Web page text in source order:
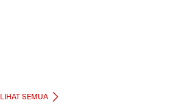
LIHAT SEMUA